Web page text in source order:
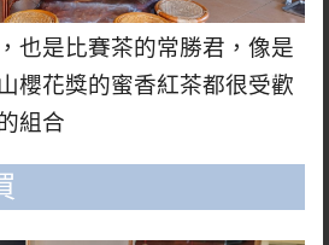
也是比賽茶的常勝君，像是
櫻花獎的蜜香紅茶都很受歡
組合